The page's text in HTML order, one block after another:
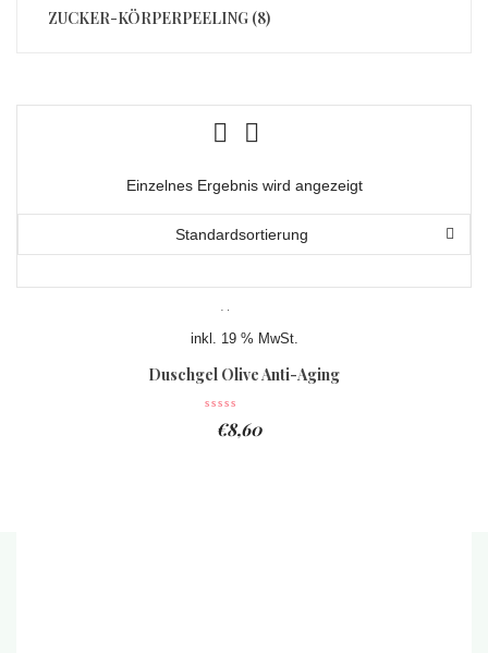
ZUCKER-KÖRPERPEELING (8)
Einzelnes Ergebnis wird angezeigt
Standardsortierung
inkl. 19 % MwSt.
Duschgel Olive Anti-Aging
€8,60